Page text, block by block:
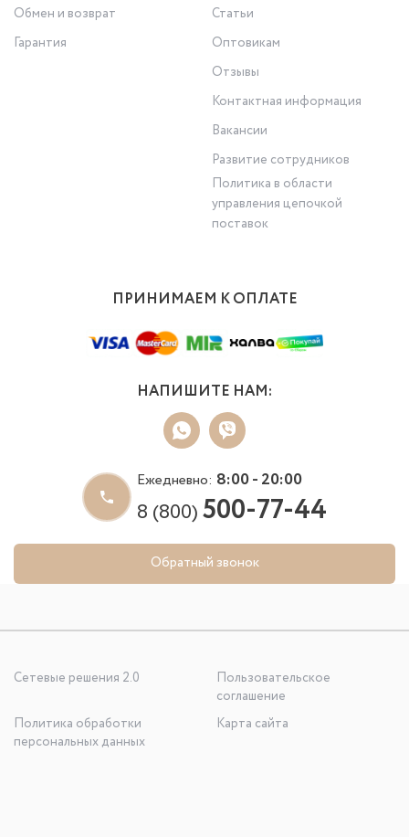
Обмен и возврат
Гарантия
Статьи
Оптовикам
Отзывы
Контактная информация
Вакансии
Развитие сотрудников
Политика в области
управления цепочкой
поставок
ПРИНИМАЕМ К ОПЛАТЕ
НАПИШИТЕ НАМ:
Ежедневно: 8:00 - 20:00
8 (800)500-77-44
Обратный звонок
Сетевые решения 2.0
Пользовательское
соглашение
Политика обработки
персональных данных
Карта сайта